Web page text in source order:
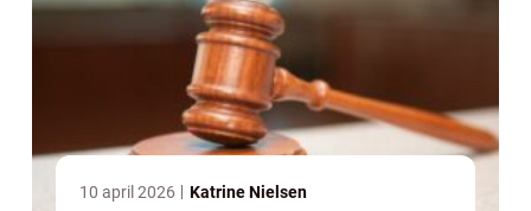
10 april 2026 Katrine Nielsen